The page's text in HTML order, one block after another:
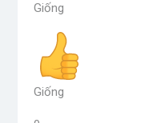
Giống
Giống